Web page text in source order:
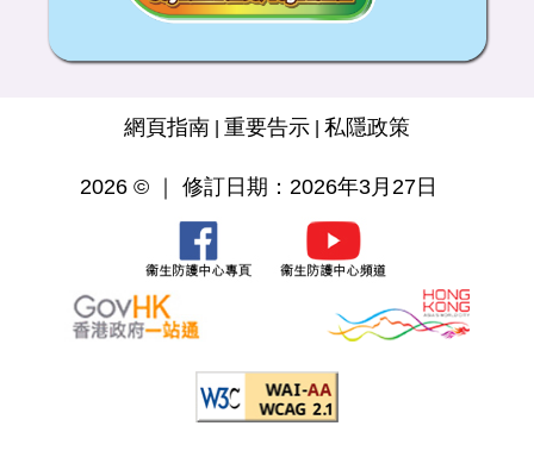
網頁指南 重要告示 私隱政策
2026 © ｜ 修訂日期：2026年3月27日